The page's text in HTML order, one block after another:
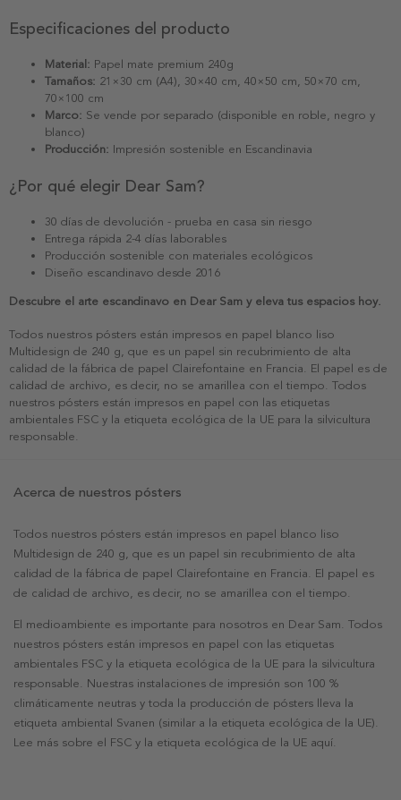
Especificaciones del producto
Material: Papel mate premium 240g
Tamaños: 21×30 cm (A4), 30×40 cm, 40×50 cm, 50×70 cm,
70×100 cm
Marco: Se vende por separado (disponible en roble, negro y
blanco)
Producción: Impresión sostenible en Escandinavia
¿Por qué elegir Dear Sam?
30 días de devolución - prueba en casa sin riesgo
Entrega rápida 2-4 días laborables
Producción sostenible con materiales ecológicos
Diseño escandinavo desde 2016
Descubre el arte escandinavo en Dear Sam y eleva tus espacios hoy.
Todos nuestros pósters están impresos en papel blanco liso
Multidesign de 240 g, que es un papel sin recubrimiento de alta
calidad de la fábrica de papel Clairefontaine en Francia. El papel es de
calidad de archivo, es decir, no se amarillea con el tiempo. Todos
nuestros pósters están impresos en papel con las etiquetas
ambientales FSC y la etiqueta ecológica de la UE para la silvicultura
responsable.
Acerca de nuestros pósters
Todos nuestros pósters están impresos en papel blanco liso
Multidesign de 240 g, que es un papel sin recubrimiento de alta
calidad de la fábrica de papel Clairefontaine en Francia. El papel es
de calidad de archivo, es decir, no se amarillea con el tiempo.
El medioambiente es importante para nosotros en Dear Sam. Todos
nuestros pósters están impresos en papel con las etiquetas
ambientales FSC y la etiqueta ecológica de la UE para la silvicultura
responsable. Nuestras instalaciones de impresión son 100 %
climáticamente neutras y toda la producción de pósters lleva la
etiqueta ambiental Svanen (similar a la etiqueta ecológica de la UE).
Lee más sobre el FSC y la etiqueta ecológica de la UE aquí.